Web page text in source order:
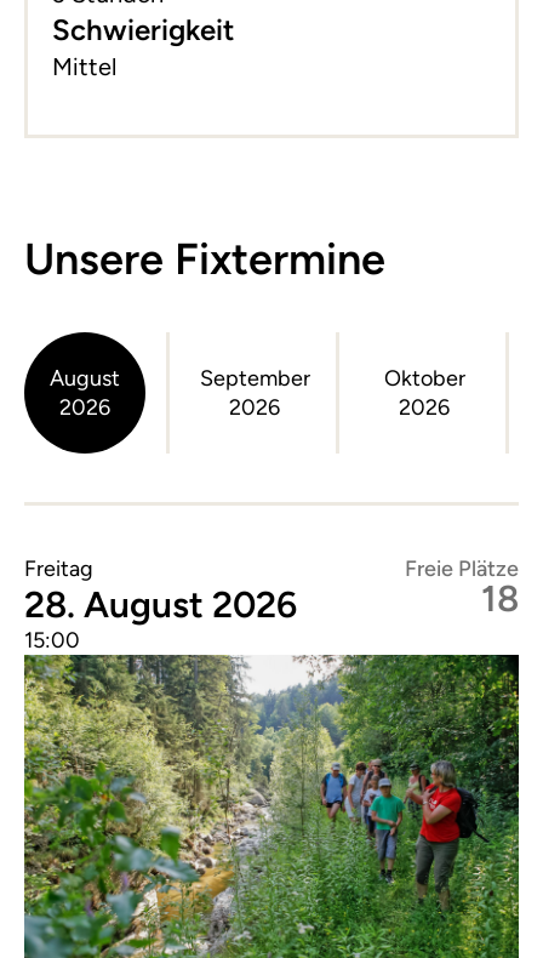
Schwierigkeit
Mittel
Unsere Fixtermine
August
2026
September
2026
Oktober
2026
Freitag
28. August 2026
15:00
Freie Plätze
18